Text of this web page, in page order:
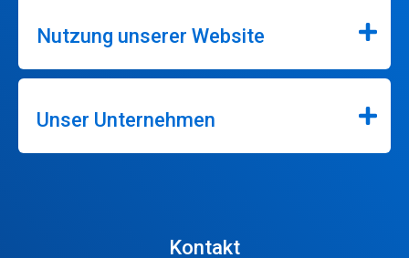
Nutzung unserer Website
Unser Unternehmen
Kontakt